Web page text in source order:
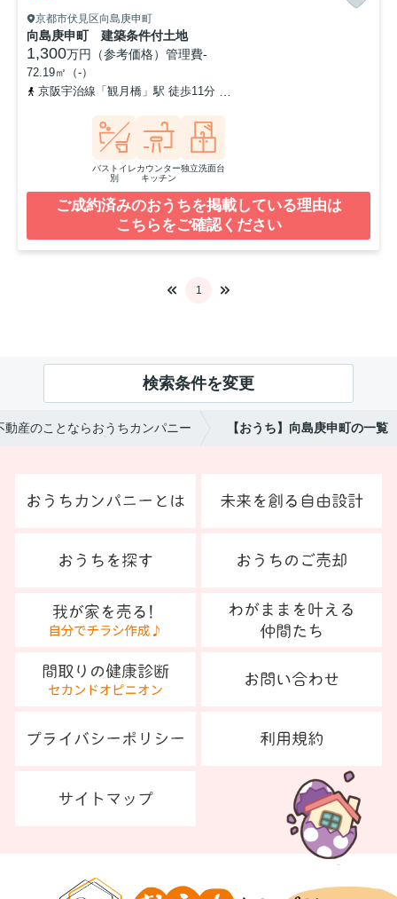
京都市伏見区向島庚申町
向島庚申町 建築条件付土地
1,300万円（参考価格） 管理費-
72.19㎡（-）
京阪宇治線「観月橋」駅 徒歩11分
バストイレ
別
カウンター
キッチン
独立洗面台
ご成約済みのおうちを掲載している理由は
こちらをご確認ください
1
検索条件を変更
動産のことならおうちカンパニー 【おうち】向島庚申町の一覧